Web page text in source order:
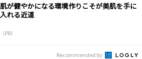
肌が健やかになる環境作りこそが美肌を手に
入れる近道
（PR）
Recommended by